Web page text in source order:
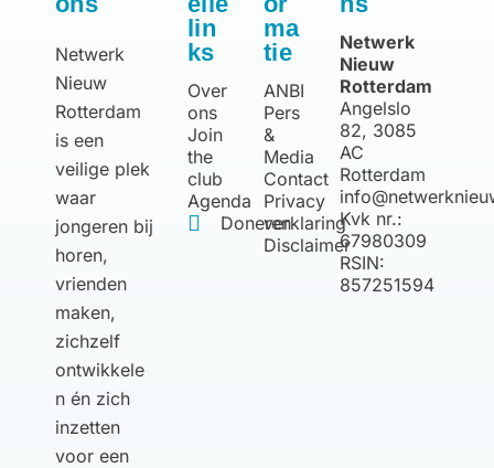
Netwerk
Nieuw
Rotterdam
is een
veilige plek
waar
jongeren bij
horen,
vrienden
maken,
zichzelf
ontwikkele
n én zich
inzetten
voor een
lin
ks
Over
ons
Join
the
club
Agenda
Doneren
ma
tie
ANBI
Pers
&
Media
Contact
Privacy
verklaring
Disclaimer
Netwerk
Nieuw
Rotterdam
Angelslo
82, 3085
AC
Rotterdam
Kvk nr.:
67980309
RSIN:
857251594